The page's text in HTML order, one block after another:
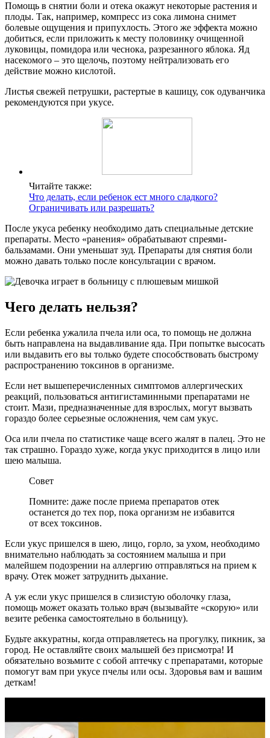
Помощь в снятии боли и отека окажут некоторые растения и
плоды. Так, например, компресс из сока лимона снимет
болевые ощущения и припухлость. Этого же эффекта можно
добиться, если приложить к месту половинку очищенной
луковицы, помидора или чеснока, разрезанного яблока. Яд
насекомого – это щелочь, поэтому нейтрализовать его
действие можно кислотой.
Листья свежей петрушки, растертые в кашицу, сок одуванчика
рекомендуются при укусе.
Читайте также:
Что делать, если ребенок ест много сладкого?
Ограничивать или разрешать?
После укуса ребенку необходимо дать специальные детские
препараты. Место «ранения» обрабатывают спреями-
бальзамами. Они уменьшат зуд. Препараты для снятия боли
можно давать только после консультации с врачом.
Чего делать нельзя?
Если ребенка ужалила пчела или оса, то помощь не должна
быть направлена на выдавливание яда. При попытке высосать
или выдавить его вы только будете способствовать быстрому
распространению токсинов в организме.
Если нет вышеперечисленных симптомов аллергических
реакций, пользоваться антигистаминными препаратами не
стоит. Мази, предназначенные для взрослых, могут вызвать
гораздо более серьезные осложнения, чем сам укус.
Оса или пчела по статистике чаще всего жалят в палец. Это не
так страшно. Гораздо хуже, когда укус приходится в лицо или
шею малыша.
Совет
Помните: даже после приема препаратов отек
останется до тех пор, пока организм не избавится
от всех токсинов.
Если укус пришелся в шею, лицо, горло, за ухом, необходимо
внимательно наблюдать за состоянием малыша и при
малейшем подозрении на аллергию отправляться на прием к
врачу. Отек может затруднить дыхание.
А уж если укус пришелся в слизистую оболочку глаза,
помощь может оказать только врач (вызывайте «скорую» или
везите ребенка самостоятельно в больницу).
Будьте аккуратны, когда отправляетесь на прогулку, пикник, за
город. Не оставляйте своих малышей без присмотра! И
обязательно возьмите с собой аптечку с препаратами, которые
помогут вам при укусе пчелы или осы. Здоровья вам и вашим
деткам!